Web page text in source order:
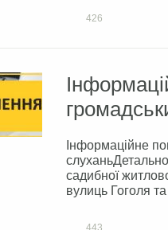
426
Інформаційне
садибної
вулиць Гоголя
443